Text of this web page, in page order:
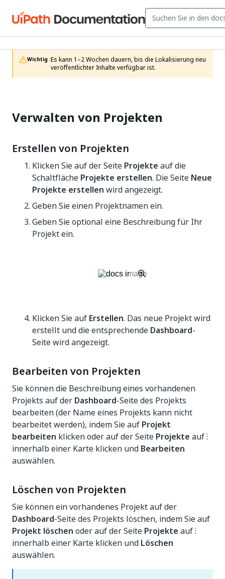
Wichtig :Es kann 1–2 Wochen dauern, bis die Lokalisierung neu
veröffentlichter Inhalte verfügbar ist.
Verwalten von Projekten
Erstellen von Projekten
Klicken Sie auf der Seite Projekte auf die
Schaltfläche Projekte erstellen. Die Seite Neue
Projekte erstellen wird angezeigt.
Geben Sie einen Projektnamen ein.
Geben Sie optional eine Beschreibung für Ihr
Projekt ein.
Klicken Sie auf Erstellen. Das neue Projekt wird
erstellt und die entsprechende Dashboard-
Seite wird angezeigt.
Bearbeiten von Projekten
Sie können die Beschreibung eines vorhandenen
Projekts auf der Dashboard-Seite des Projekts
bearbeiten (der Name eines Projekts kann nicht
bearbeitet werden), indem Sie auf Projekt
bearbeiten klicken oder auf der Seite Projekte auf ⁝
innerhalb einer Karte klicken und Bearbeiten
auswählen.
Löschen von Projekten
Sie können ein vorhandenes Projekt auf der
Dashboard-Seite des Projekts löschen, indem Sie auf
Projekt löschen oder auf der Seite Projekte auf ⁝
innerhalb einer Karte klicken und Löschen
auswählen.